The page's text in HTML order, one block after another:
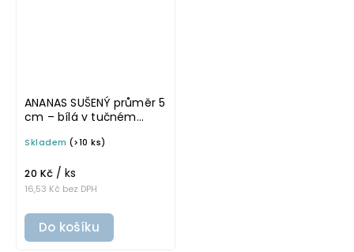
ANANAS SUŠENÝ průměr 5
cm – bílá v tučném
samolepka na
Skladem (>10 ks)
16,53 Kč bez DPH
20 Kč / ks
Do košíku